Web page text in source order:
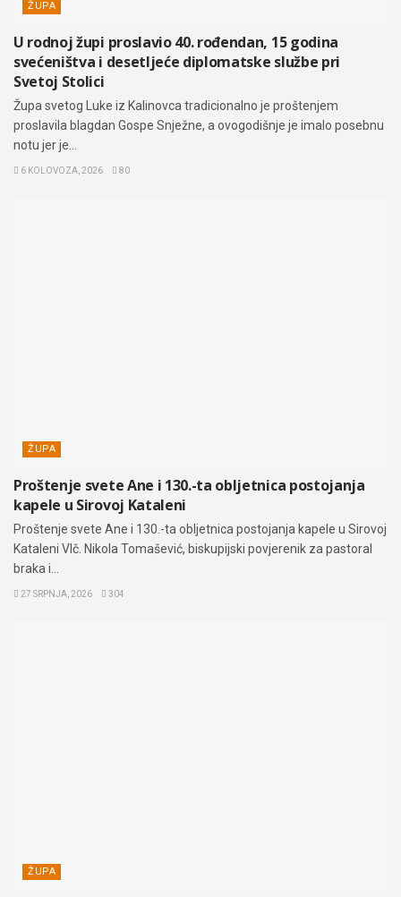
ŽUPA
U rodnoj župi proslavio 40. rođendan, 15 godina
svećeništva i desetljeće diplomatske službe pri
Svetoj Stolici
Župa svetog Luke iz Kalinovca tradicionalno je proštenjem
proslavila blagdan Gospe Snježne, a ovogodišnje je imalo posebnu
notu jer je...
6 KOLOVOZA, 2026 80
ŽUPA
Proštenje svete Ane i 130.-ta obljetnica postojanja
kapele u Sirovoj Kataleni
Proštenje svete Ane i 130.-ta obljetnica postojanja kapele u Sirovoj
Kataleni Vlč. Nikola Tomašević, biskupijski povjerenik za pastoral
braka i...
27 SRPNJA, 2026 304
ŽUPA